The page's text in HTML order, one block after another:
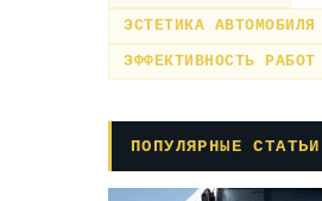
ЭСТЕТИКА АВТОМОБИЛЯ
ЭФФЕКТИВНОСТЬ РАБОТ
ПОПУЛЯРНЫЕ СТАТЬИ